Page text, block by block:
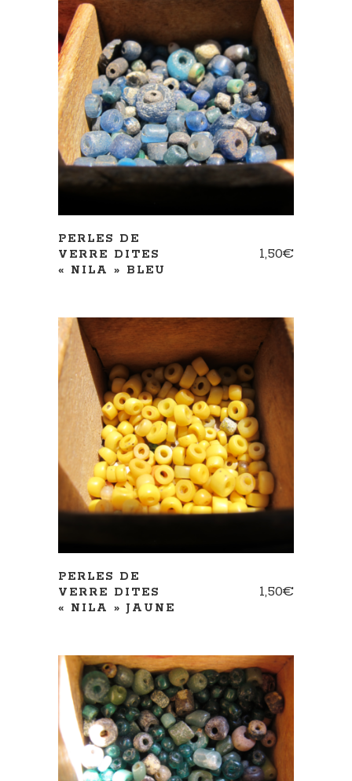
AJOUTER AU PANIER
PERLES DE
VERRE DITES
« NILA » BLEU
1,50€
AJOUTER AU PANIER
PERLES DE
VERRE DITES
« NILA » JAUNE
1,50€
AJOUTER AU PANIER